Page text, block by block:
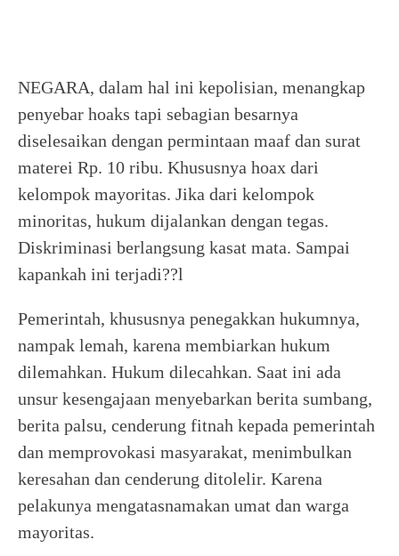
NEGARA, dalam hal ini kepolisian, menangkap
penyebar hoaks tapi sebagian besarnya
diselesaikan dengan permintaan maaf dan surat
materei Rp. 10 ribu. Khususnya hoax dari
kelompok mayoritas. Jika dari kelompok
minoritas, hukum dijalankan dengan tegas.
Diskriminasi berlangsung kasat mata. Sampai
kapankah ini terjadi??l
Pemerintah, khususnya penegakkan hukumnya,
nampak lemah, karena membiarkan hukum
dilemahkan. Hukum dilecahkan. Saat ini ada
unsur kesengajaan menyebarkan berita sumbang,
berita palsu, cenderung fitnah kepada pemerintah
dan memprovokasi masyarakat, menimbulkan
keresahan dan cenderung ditolelir. Karena
pelakunya mengatasnamakan umat dan warga
mayoritas.